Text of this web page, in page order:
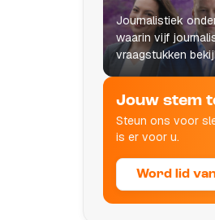
Journalistiek
waarin vijf
vraagstukken
leven raken.
Jouw stem
Steun ons voor
is er voor u.
Word lid